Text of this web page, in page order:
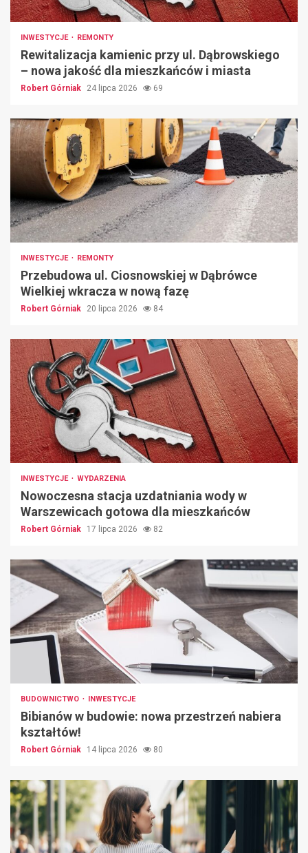
INWESTYCJE REMONTY
Rewitalizacja kamienic przy ul. Dąbrowskiego
– nowa jakość dla mieszkańców i miasta
Robert Górniak 24 lipca 2026 69
INWESTYCJE REMONTY
Przebudowa ul. Ciosnowskiej w Dąbrówce
Wielkiej wkracza w nową fazę
Robert Górniak 20 lipca 2026 84
INWESTYCJE WYDARZENIA
Nowoczesna stacja uzdatniania wody w
Warszewicach gotowa dla mieszkańców
Robert Górniak 17 lipca 2026 82
BUDOWNICTWO INWESTYCJE
Bibianów w budowie: nowa przestrzeń nabiera
kształtów!
Robert Górniak 14 lipca 2026 80